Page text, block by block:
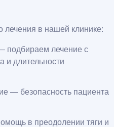
лечения в нашей клинике:
подбираем лечение с
и длительности
— безопасность пациента
в преодолении тяги и